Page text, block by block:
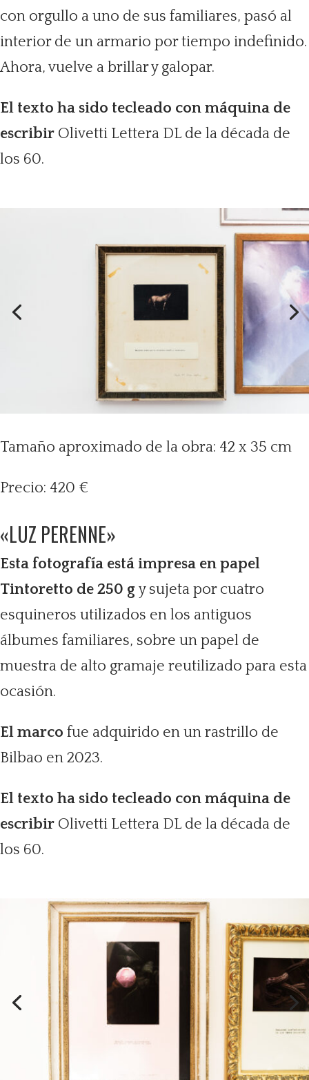
con orgullo a uno de sus familiares, pasó al
interior de un armario por tiempo indefinido.
Ahora, vuelve a brillar y galopar.
El texto ha sido tecleado con máquina de
escribir Olivetti Lettera DL de la década de
los 60.
Tamaño aproximado de la obra: 42 x 35 cm
Precio: 420 €
«LUZ PERENNE»
Esta fotografía está impresa en papel
Tintoretto de 250 g y sujeta por cuatro
esquineros utilizados en los antiguos
álbumes familiares, sobre un papel de
muestra de alto gramaje reutilizado para esta
ocasión.
El marco fue adquirido en un rastrillo de
Bilbao en 2023.
El texto ha sido tecleado con máquina de
escribir Olivetti Lettera DL de la década de
los 60.